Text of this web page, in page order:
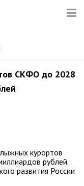
СКФО до 2028
курортов
рублей.
развития России